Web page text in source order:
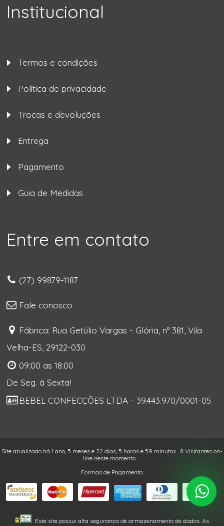
Institucional
Termos e condições
Política de privacidade
Trocas e devoluções
Entrega
Pagamento
Guia de Medidas
Entre em contato
(27) 99879-1187
Fale conosco
Fábrica: Rua Getúlio Vargas - Glória, nº 381, Vila
Velha-ES, 29122-030
09:00 as 18:00
De Seg. à Sexta!
BEBEL CONFECÇÕES LTDA - 39.443.970/0001-05
Site atualizado há 1 ano, 5 meses e 22 dias, 5 horas e 59 minutos. 8 Visitantes on-
line neste momento
Formas de Pagamento:
Este site possui alta segurança de armazenamento de dados. As